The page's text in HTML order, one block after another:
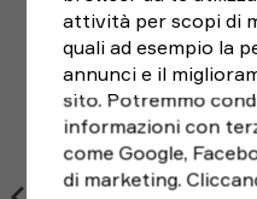
usare ammorbidenti;
Modello: 77-1383973-
Brand:
Under Armour
Genere:Uomo
Sport:Palestra e
127 -
132,1 -
137,2 -
142,2 -
Se hai cambiato idea e
del tuo acquisto,puoi
giornidalla ricezione,
FACILE e scegliendo il
di spedizione del reso
attività per scopi di
quali ad esempio la
annunci e il
sito. Potremmo
informazioni con
come Google,
di marketing.